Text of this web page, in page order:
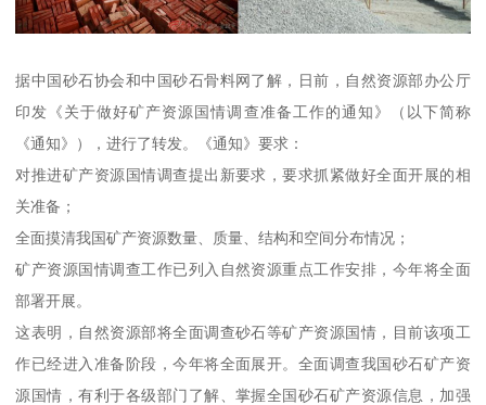
据中国砂石协会和中国砂石骨料网了解，日前，自然资源部办公厅
印发《关于做好矿产资源国情调查准备工作的通知》（以下简称
《通知》），进行了转发。《通知》要求：
对推进矿产资源国情调查提出新要求，要求抓紧做好全面开展的相
关准备；
全面摸清我国矿产资源数量、质量、结构和空间分布情况；
矿产资源国情调查工作已列入自然资源重点工作安排，今年将全面
部署开展。
这表明，自然资源部将全面调查砂石等矿产资源国情，目前该项工
作已经进入准备阶段，今年将全面展开。全面调查我国砂石矿产资
源国情，有利于各级部门了解、掌握全国砂石矿产资源信息，加强